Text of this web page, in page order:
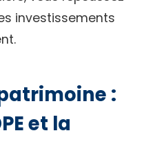
investissements
:
et la